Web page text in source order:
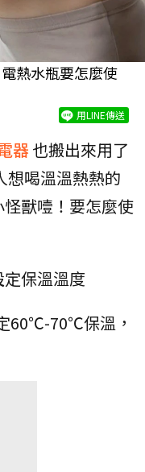
熱水瓶要怎麼使
用LINE傳送
器 也搬出來用了
想喝溫溫熱熱的
獸噎！要怎麼使
保溫溫度
60℃-70℃保溫，